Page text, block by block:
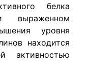
белка
выраженном
уровня
находится
активностью